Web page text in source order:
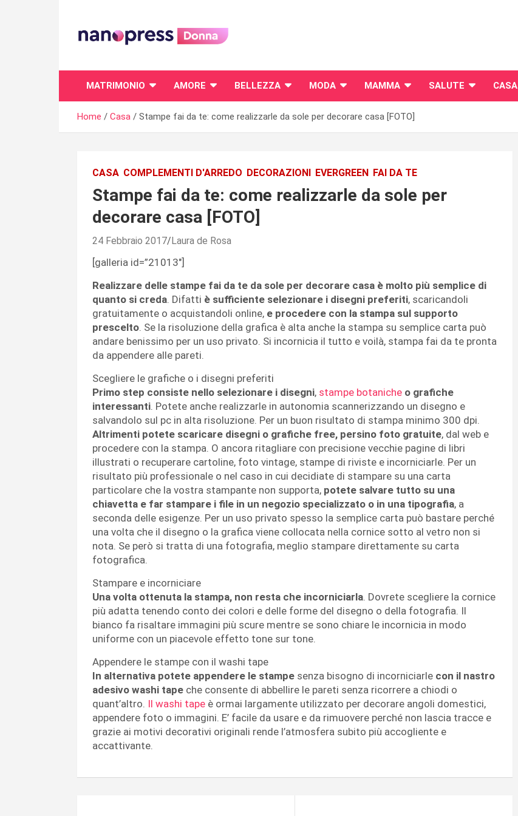
content
MATRIMONIO AMORE BELLEZZA MODA MAMMA SALUTE CASA
Home Casa Stampe fai da te: come realizzarle da sole per decorare casa [FOTO]
CASA COMPLEMENTI D'ARREDO DECORAZIONI EVERGREEN FAI DA TE
Stampe fai da te: come realizzarle da sole per
decorare casa [FOTO]
24 Febbraio 2017 Laura de Rosa
[galleria id=”21013″]
Realizzare delle stampe fai da te da sole per decorare casa è molto più semplice di
quanto si creda. Difatti è sufficiente selezionare i disegni preferiti, scaricandoli
gratuitamente o acquistandoli online, e procedere con la stampa sul supporto
prescelto. Se la risoluzione della grafica è alta anche la stampa su semplice carta può
andare benissimo per un uso privato. Si incornicia il tutto e voilà, stampa fai da te pronta
da appendere alle pareti.
Scegliere le grafiche o i disegni preferiti
Primo step consiste nello selezionare i disegni, stampe botaniche o grafiche
interessanti. Potete anche realizzarle in autonomia scannerizzando un disegno e
salvandolo sul pc in alta risoluzione. Per un buon risultato di stampa minimo 300 dpi.
Altrimenti potete scaricare disegni o grafiche free, persino foto gratuite, dal web e
procedere con la stampa. O ancora ritagliare con precisione vecchie pagine di libri
illustrati o recuperare cartoline, foto vintage, stampe di riviste e incorniciarle. Per un
risultato più professionale o nel caso in cui decidiate di stampare su una carta
particolare che la vostra stampante non supporta, potete salvare tutto su una
chiavetta e far stampare i file in un negozio specializzato o in una tipografia, a
seconda delle esigenze. Per un uso privato spesso la semplice carta può bastare perché
una volta che il disegno o la grafica viene collocata nella cornice sotto al vetro non si
nota. Se però si tratta di una fotografia, meglio stampare direttamente su carta
fotografica.
Stampare e incorniciare
Una volta ottenuta la stampa, non resta che incorniciarla. Dovrete scegliere la cornice
più adatta tenendo conto dei colori e delle forme del disegno o della fotografia. Il
bianco fa risaltare immagini più scure mentre se sono chiare le incornicia in modo
uniforme con un piacevole effetto tone sur tone.
Appendere le stampe con il washi tape
In alternativa potete appendere le stampe senza bisogno di incorniciarle con il nastro
adesivo washi tape che consente di abbellire le pareti senza ricorrere a chiodi o
quant’altro. Il washi tape è ormai largamente utilizzato per decorare angoli domestici,
appendere foto o immagini. E’ facile da usare e da rimuovere perché non lascia tracce e
grazie ai motivi decorativi originali rende l’atmosfera subito più accogliente e
accattivante.